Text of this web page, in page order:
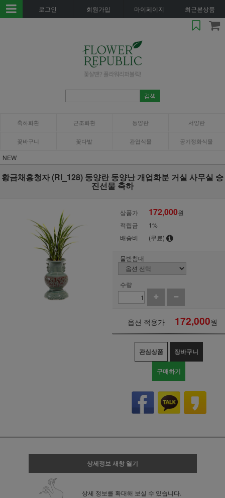
로그인 회원가입 마이페이지 최근본상품
축하화환 근조화환 동양란 서양란
꽃바구니 꽃다발 관엽식물 공기정화식물
NEW
황금채홍청자 (RI_128) 동양란 동양난 개업화분 거실 사무실 승
진선물 축하
상품가 172,000원
적립금
1%
배송비
(무료)
물받침대
수량
옵션 적용가 172,000원
관심상품 장바구니
구매하기
상세정보 새창 열기
상세 정보를 확대해 보실 수 있습니다.